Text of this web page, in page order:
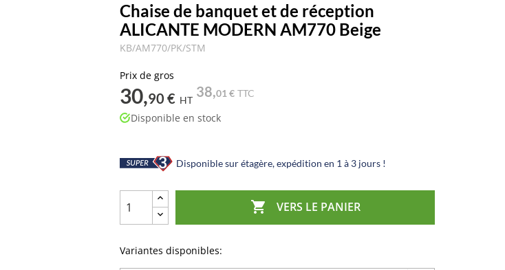
Chaise de banquet et de réception
ALICANTE MODERN AM770 Beige
KB/AM770/PK/STM
Prix de gros
30,90 € HT
38,01 € TTC
Disponible en stock
Disponible sur étagère, expédition en 1 à 3 jours !
 VERS LE PANIER
Variantes disponibles: